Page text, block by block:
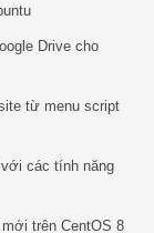
Drive cho
từ menu script
các tính năng
trên CentOS 8